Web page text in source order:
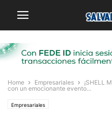
Home Empresariales
¡SHELL
con un emocionante evento...
Empresariales